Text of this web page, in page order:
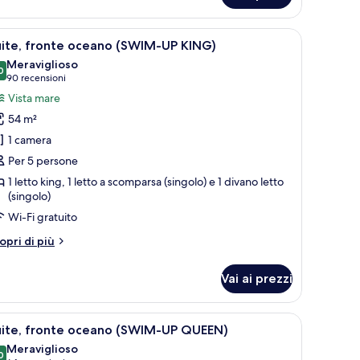
divano, un tavolo da pranzo e una TV che mostra il logo di Nickelodeon
Una camera d'albergo con un letto, un
9 fronte oceano (SWIM-UP KING)
su 10
Meraviglioso
90 recensioni
(90
recensioni)
Vista mare
54 m²
1 camera
Per 5 persone
1 letto king, 1 letto a scomparsa (singolo) e 1 divano letto
(singolo)
Wi-Fi gratuito
di più
Vai ai prezzi
finestra e vista sulla piscina. Una camera d'albergo con un letto, un
10 fronte oceano (SWIM-UP QUEEN)
Meraviglioso